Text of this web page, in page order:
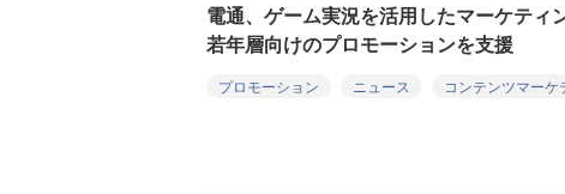
電通、ゲーム実況を活用したマーケテ
若年層向けのプロモーションを支援
プロモーション ニュース コンテンツマーケ